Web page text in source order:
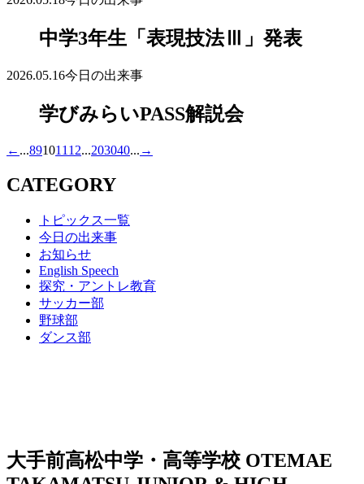
中学3年生「表現技法Ⅲ」発表
2026.05.16今日の出来事
学びみらいPASS解説会
← ...891011 12...203040... →
CATEGORY
トピックス一覧
今日の出来事
お知らせ
English Speech
探究・アントレ教育
サッカー部
野球部
ダンス部
大手前高松中学・高等学校 OTEMAE